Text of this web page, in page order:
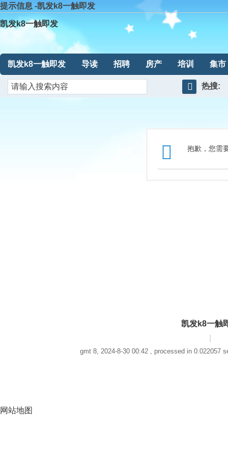
提示信息 -凯发k8一触即发
凯发k8一触即发
凯发k8一触即发 导读 招聘 房产 培训 集市
热搜:
抱歉，您需
凯发k8一触
gmt 8, 2024-8-30 00:42 , processed in 0.022057
网站地图